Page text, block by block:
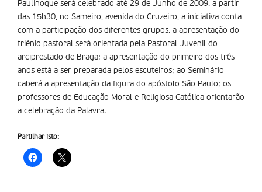
Paulinoque será celebrado até 29 de Junho de 2009. a partir
das 15h30, no Sameiro, avenida do Cruzeiro, a iniciativa conta
com a participação dos diferentes grupos. a apresentação do
triénio pastoral será orientada pela Pastoral Juvenil do
arciprestado de Braga; a apresentação do primeiro dos três
anos está a ser preparada pelos escuteiros; ao Seminário
caberá a apresentação da figura do apóstolo São Paulo; os
professores de Educação Moral e Religiosa Católica orientarão
a celebração da Palavra.
Partilhar isto: